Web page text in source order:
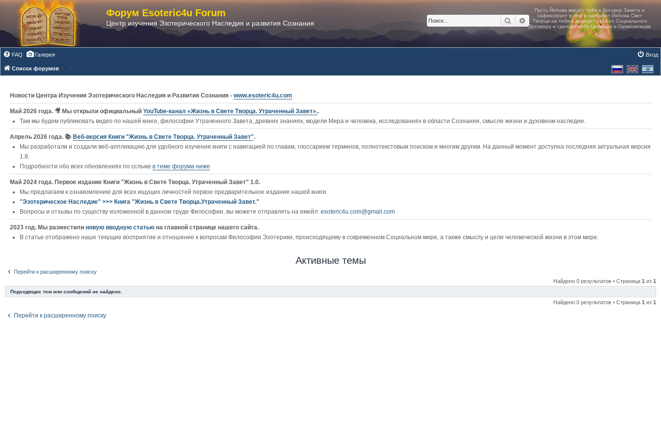
Форум Esoteric4u Forum
Центр изучения Эзотерического Наследия и развития Сознания Поиск Расширенный поиск
FAQ Галерея Вход
Список форумов
Новости Центра Изучения Эзотерического Наследия и Развития Сознания - www.esoteric4u.com
Май 2026 года. 🎥 Мы открыли официальный YouTube‑канал «Жизнь в Свете Творца. Утраченный Завет»..
Там мы будем публиковать видео по нашей книге, философии Утраченного Завета, древних знаниях, модели Мира и человека, исследованиях в области Сознания, смысле жизни и духовном наследии.
Апрель 2026 года. 📚 Веб-версия Книги "Жизнь в Свете Творца. Утраченный Завет".
Мы разработали и создали веб-аппликацию для удобного изучения книги c навигацией по главам, глоссарием терминов, полнотекстовым поиском и многим другим. На данный момент доступна последняя актуальная версия
1.8.
Подробности обо всех обновлениях по сслыке в теме форума ниже.
Май 2024 года. Первое издание Книги "Жизнь в Свете Творца. Утраченный Завет" 1.0.
Мы предлагаем к ознакомлению для всех ищущих личностей первое предварительное издание нашей книги.
"Эзотерическое Наследие" >>> Книга "Жизнь в Свете Творца.Утраченный Завет."
Вопросы и отзывы по существу изложенной в данном труде Философии, вы можете отправлять на емейл: esoteric4u.com@gmail.com
2023 год. Мы разместили новую вводную статью на главной странице нашего сайта.
В статье отображено наше текущие восприятие и отношение к вопросам Философии Эзотерики, происходящему в современном Социальном мире, а также смыслу и цели человеческой жизни в этом мире.
Активные темы
Перейти к расширенному поиску
Найдено 0 результатов • Страница 1 из 1
Подходящих тем или сообщений не найдено.
Найдено 0 результатов • Страница 1 из 1
Перейти к расширенному поиску